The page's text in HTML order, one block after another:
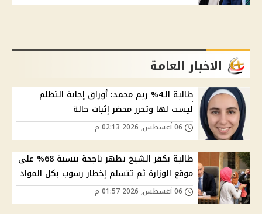
الاخبار العامة
طالبة الـ4% ريم محمد: أوراق إجابة التظلم
ليست لها وتحرر محضر إثبات حالة
طالبة بكفر الشيخ تظهر ناجحة بنسبة 68% على
موقع الوزارة ثم تتسلم إخطار رسوب بكل المواد